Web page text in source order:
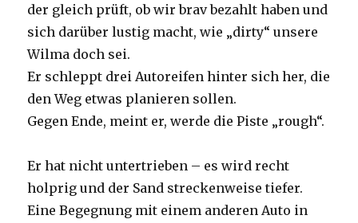
der gleich prüft, ob wir brav bezahlt haben und
sich darüber lustig macht, wie „dirty“ unsere
Wilma doch sei.
Er schleppt drei Autoreifen hinter sich her, die
den Weg etwas planieren sollen.
Gegen Ende, meint er, werde die Piste „rough“.
Er hat nicht untertrieben – es wird recht
holprig und der Sand streckenweise tiefer.
Eine Begegnung mit einem anderen Auto in